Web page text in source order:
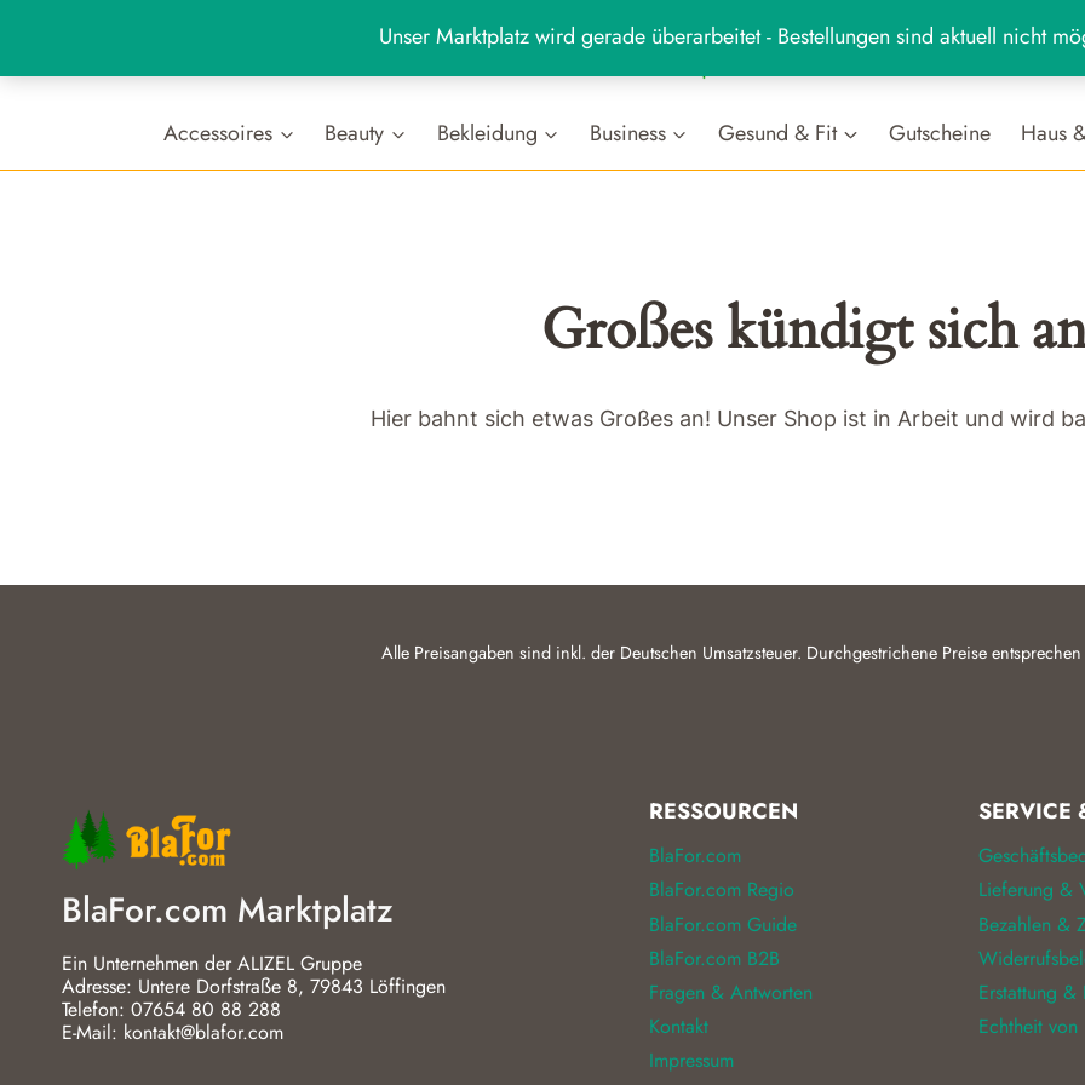
Unser Marktplatz wird gerade überarbeitet - Bestellungen sind aktuell nicht
springen
Werktags: 9:00 - 19:00 Uhr MARKT
Accessoires Beauty Bekleidung Business Gesund & Fit Gutscheine Haus
Großes kündigt sich
Hier bahnt sich etwas Großes an! Unser Shop ist in Arbeit und wird
Alle Preisangaben sind inkl. der Deutschen Umsatzsteuer. Durchgestrichene Preise
BlaFor.com Marktplatz
Ein Unternehmen der ALIZEL Gruppe
Adresse: Untere Dorfstraße 8, 79843 Löffingen
Telefon: 07654 80 88 288
E-Mail: kontakt@blafor.com
RESSOURCEN
BlaFor.com
BlaFor.com Regio
BlaFor.com Guide
BlaFor.com B2B
Fragen & Antworten
Kontakt
Impressum
SERVICE
Lieferung &
Bezahlen &
Erstattung &
Echtheit von